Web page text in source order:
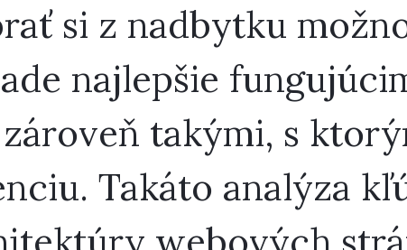
si z nadbytku
najlepšie
takými, s
Takáto analýza